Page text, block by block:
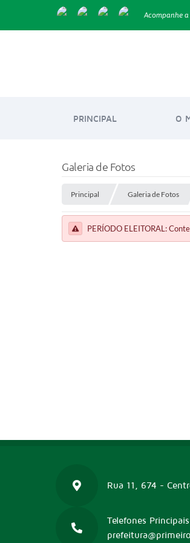
Acompanhe
PRINCIPAL O
Galeria de Fotos
Principal Galeria de Fotos
PERÍODO ELEITORAL:
Rua 11, 674 -
Telefones